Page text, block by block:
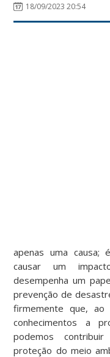
18/09/2023 20:54
apenas uma causa;
causar um
desempenha um
prevenção de
firmemente que, ao
conhecimentos a
podemos
proteção do meio